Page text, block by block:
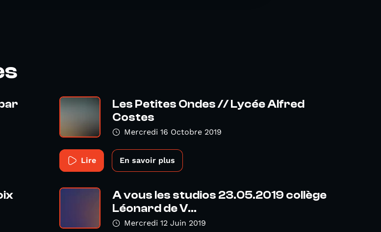
Les Petites Ondes // Lycée Alfred
Costes
Mercredi 16 Octobre 2019
Lire En savoir plus
A vous les studios 23.05.2019 collège
Léonard de V...
Mercredi 12 Juin 2019